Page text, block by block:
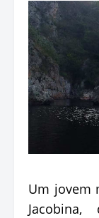
Um jovem